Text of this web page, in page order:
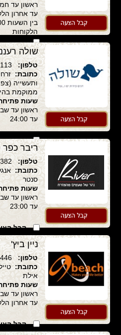
עד אחרון
הלקוחות
קבל
זו
שולה
טלפון:053-9369113
כתובת:
ותעשייה
ממוקמת
שעות
עד 24:00
קבל
זו
ריבר
טלפון:053-6130382
כתובת:
סנטר
שעות
עד 23:00
קבל
זו
ניין ביץ'
טלפון:0539377446
כתובת:
אילת
שעות
עד אחרון
קבל
זו